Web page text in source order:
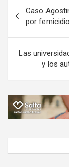
o
k
de
entradas
Caso
por femicidio
Las
y los